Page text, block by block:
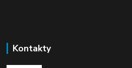
Kontakty